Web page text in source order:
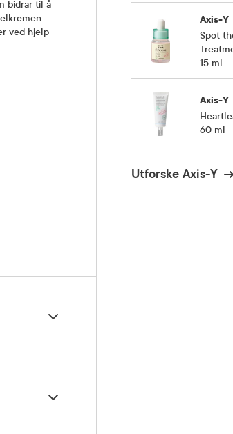
bidrar til å
ved hjelp
Axis-Y
Spot
15 ml
Axis-Y
60 ml
Utforske Axis-Y